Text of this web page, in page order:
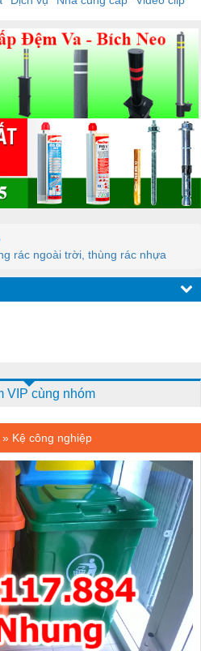
rác ngoài trời, thùng rác nhựa
VIP cùng nhóm
» Kệ công nghiệp